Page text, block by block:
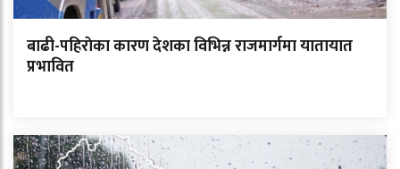
बाढी-पहिराेका कारण देशका विभिन्न राजमार्गमा यातायात
प्रभावित